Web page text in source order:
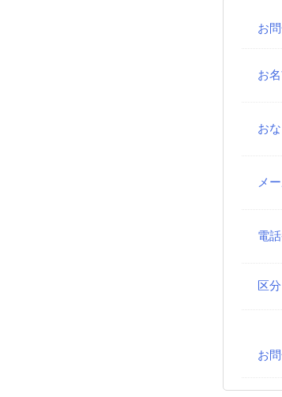
お
お
お
メ
電
区分
お